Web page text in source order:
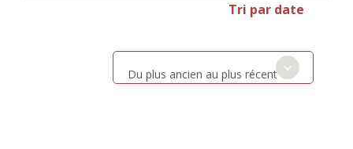
Tri par date
Du plus ancien au plus récent